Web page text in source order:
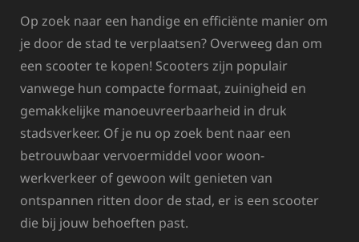
Op zoek naar een handige en efficiënte manier om
je door de stad te verplaatsen? Overweeg dan om
een scooter te kopen! Scooters zijn populair
vanwege hun compacte formaat, zuinigheid en
gemakkelijke manoeuvreerbaarheid in druk
stadsverkeer. Of je nu op zoek bent naar een
betrouwbaar vervoermiddel voor woon-
werkverkeer of gewoon wilt genieten van
ontspannen ritten door de stad, er is een scooter
die bij jouw behoeften past.